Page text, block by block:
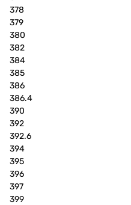
378
379
380
382
384
385
386
386.4
390
392
392.6
394
395
396
397
399